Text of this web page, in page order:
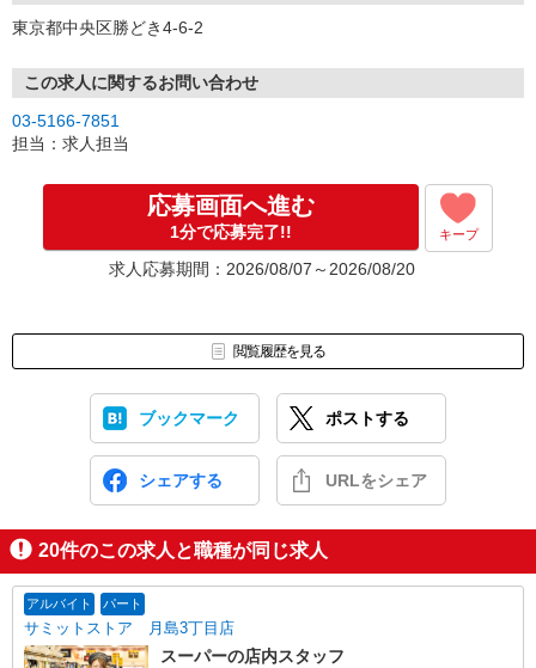
東京都中央区勝どき4-6-2
この求人に関するお問い合わせ
03-5166-7851
担当：求人担当
応募画面へ進む
1分で応募完了!! キープ
求人応募期間：2026/08/07～2026/08/20
閲覧履歴を見る
ブックマーク ポストする
シェアする URLをシェア
20件のこの求人と職種が同じ求人
アルバイト パート
サミットストア 月島3丁目店
スーパーの店内スタッフ